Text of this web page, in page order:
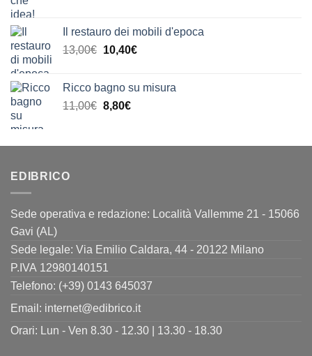
Il restauro dei mobili d'epoca
13,00€ Il
era:
13,00€.
10,40€Il
è:
Ricco bagno su misura
11,00€ Il
era:
8,80€Il
è:
EDIBRICO
Sede operativa e redazione: Località Vallemme 21 - 15066
Gavi (AL)
Sede legale: Via Emilio Caldara, 44 - 20122 Milano
P.IVA 12980140151
Telefono: (+39) 0143 645037
Email: internet@edibrico.it
Orari: Lun - Ven 8.30 - 12.30 | 13.30 - 18.30